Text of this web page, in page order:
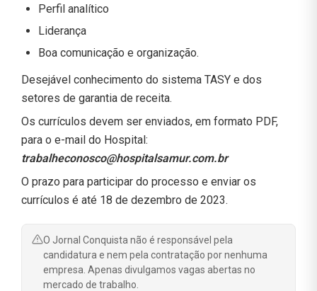
Perfil analítico
Liderança
Boa comunicação e organização.
Desejável conhecimento do sistema TASY e dos
setores de garantia de receita.
Os currículos devem ser enviados, em formato PDF,
para o e-mail do Hospital:
trabalheconosco@hospitalsamur.com.br
O prazo para participar do processo e enviar os
currículos é até 18 de dezembro de 2023.
O Jornal Conquista não é responsável pela
candidatura e nem pela contratação por nenhuma
empresa. Apenas divulgamos vagas abertas no
mercado de trabalho.